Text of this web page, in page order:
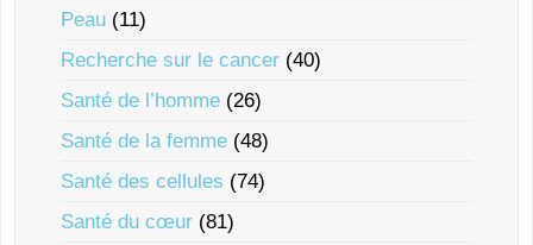
Peau (11)
Recherche sur le cancer (40)
Santé de l’homme (26)
Santé de la femme (48)
Santé des cellules (74)
Santé du cœur (81)